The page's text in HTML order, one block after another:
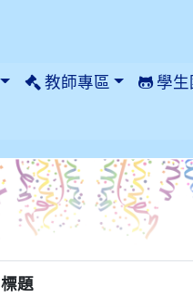
教師專區 學生
標題